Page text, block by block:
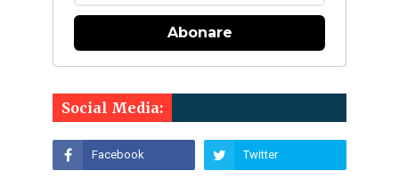
Abonare
Social Media: